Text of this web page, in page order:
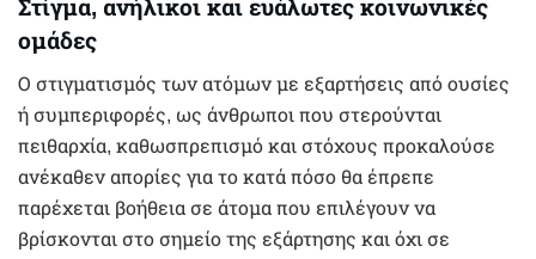
Στίγμα, ανήλικοι και ευάλωτες κοινωνικές
ομάδες
Ο στιγματισμός των ατόμων με εξαρτήσεις από ουσίες
ή συμπεριφορές, ως άνθρωποι που στερούνται
πειθαρχία, καθωσπρεπισμό και στόχους προκαλούσε
ανέκαθεν απορίες για το κατά πόσο θα έπρεπε
παρέχεται βοήθεια σε άτομα που επιλέγουν να
βρίσκονται στο σημείο της εξάρτησης και όχι σε